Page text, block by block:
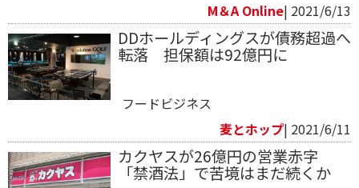
M＆A Online| 2021/6/13
DDホールディングスが債務超過へ
転落 担保額は92億円に
フードビジネス
麦とホップ| 2021/6/11
カクヤスが26億円の営業赤字
「禁酒法」で苦境はまだ続くか